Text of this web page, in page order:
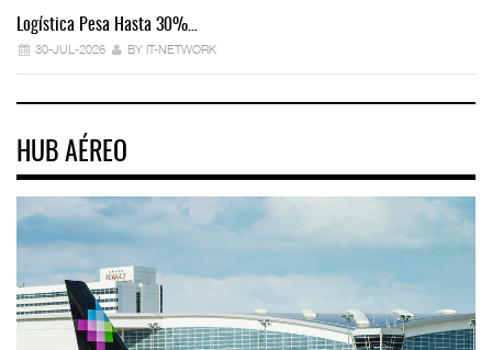
Logística Pesa Hasta 30%…
30-JUL-2026 BY IT-NETWORK
HUB AÉREO